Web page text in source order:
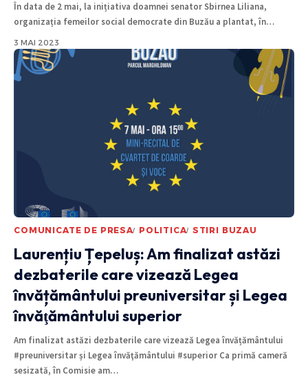
În data de 2 mai, la inițiativa doamnei senator Sbirnea Liliana,
organizația femeilor social democrate din Buzău a plantat, în…
3 MAI 2023
COMUNICATE DE PRESA POLITICA STIRI BUZAU
Laurențiu Țepeluș: Am finalizat astăzi
dezbaterile care vizează Legea
învățământului preuniversitar și Legea
învăţământului superior
Am finalizat astăzi dezbaterile care vizează Legea învățământului
#preuniversitar și Legea învăţământului #superior Ca primă cameră
sesizată, în Comisie am…